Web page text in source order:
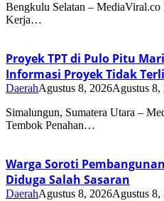
Bengkulu Selatan – MediaViral.co
Kerja…
Proyek TPT di Pulo Pitu
Informasi Proyek Tidak
DaerahAgustus 8, 2026Agustus 8,
Simalungun, Sumatera Utara –
Tembok Penahan…
Warga Soroti
Diduga Salah Sasaran
DaerahAgustus 8, 2026Agustus 8,